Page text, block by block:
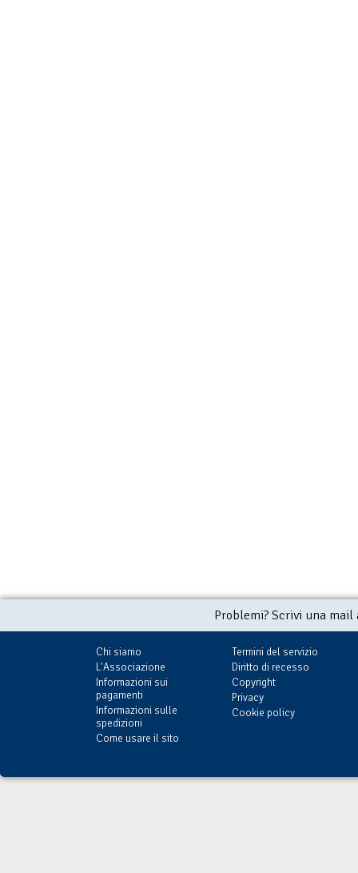
Problemi? Scrivi una
Chi siamo
L'Associazione
Informazioni sui
pagamenti
Informazioni sulle
spedizioni
Come usare il sito
Termini del servizio
Diritto di recesso
Copyright
Privacy
Cookie policy